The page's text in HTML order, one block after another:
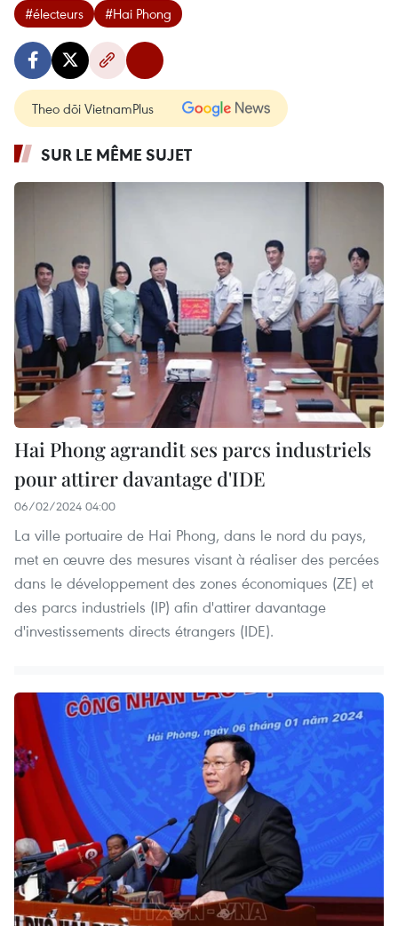
#électeurs #Hai Phong
Theo dõi VietnamPlus
SUR LE MÊME SUJET
Hai Phong agrandit ses parcs industriels
pour attirer davantage d'IDE
06/02/2024 04:00
La ville portuaire de Hai Phong, dans le nord du pays,
met en œuvre des mesures visant à réaliser des percées
dans le développement des zones économiques (ZE) et
des parcs industriels (IP) afin d'attirer davantage
d'investissements directs étrangers (IDE).